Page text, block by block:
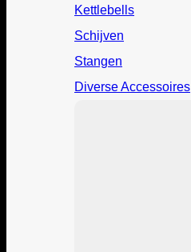
Kettlebells
Schijven
Stangen
Diverse Accessoires